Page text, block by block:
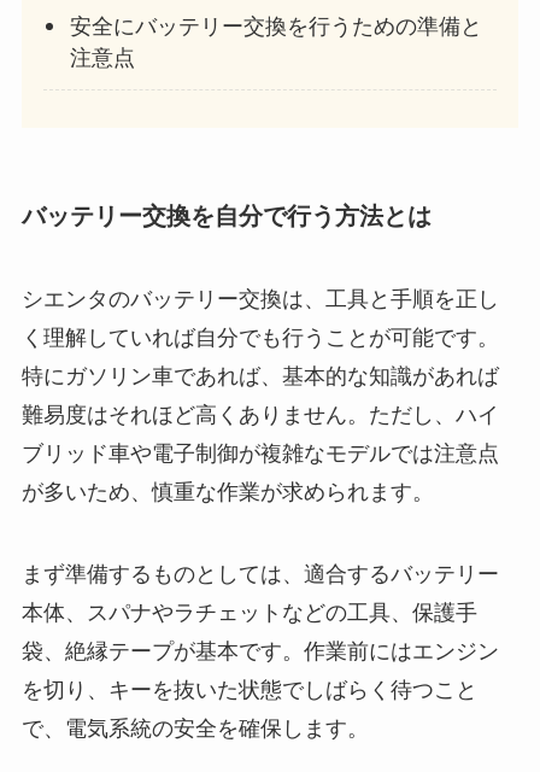
安全にバッテリー交換を行うための準備と
注意点
バッテリー交換を自分で行う方法とは
シエンタのバッテリー交換は、工具と手順を正し
く理解していれば自分でも行うことが可能です。
特にガソリン車であれば、基本的な知識があれば
難易度はそれほど高くありません。ただし、ハイ
ブリッド車や電子制御が複雑なモデルでは注意点
が多いため、慎重な作業が求められます。
まず準備するものとしては、適合するバッテリー
本体、スパナやラチェットなどの工具、保護手
袋、絶縁テープが基本です。作業前にはエンジン
を切り、キーを抜いた状態でしばらく待つこと
で、電気系統の安全を確保します。